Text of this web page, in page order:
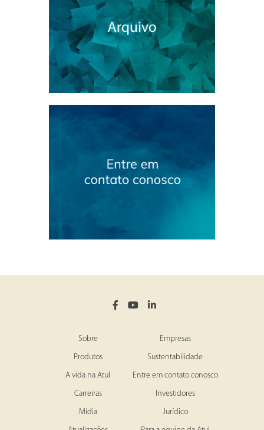
Sobre Empresas
Produtos Sustentabilidade
A vida na Atul Entre em contato conosco
Carreiras Investidores
Mídia Jurídico